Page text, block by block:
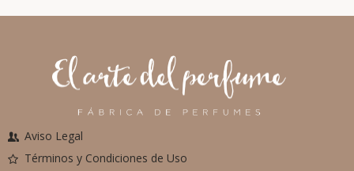
Aviso Legal
Términos y Condiciones de Uso